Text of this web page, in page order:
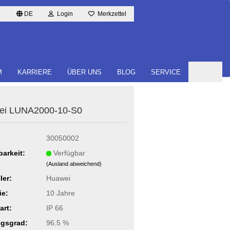
DE Login Merkzettel
KARRIERE ÜBER UNS BLOG SERVICE
LUNA2000-​10-S0
30050002
Verfügbar
(Ausland abweichend)
Huawei
10 Jahre
IP 66
96.5 %